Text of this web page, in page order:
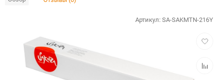
Артикул:SA-SAKMTN-216Y